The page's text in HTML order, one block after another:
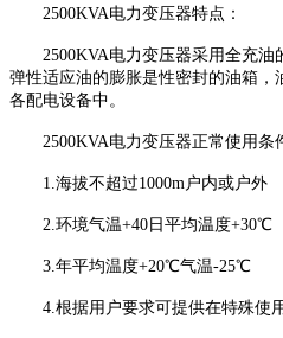
2500KVA电力变压器特点：
2500KVA电力变压器采用全充油
弹性适应油的膨胀是性密封的油箱，
各配电设备中。
2500KVA电力变压器正常使用条
1.海拔不超过1000m户内或户外
2.环境气温+40日平均温度+30℃
3.年平均温度+20℃气温-25℃
4.根据用户要求可提供在特殊使用